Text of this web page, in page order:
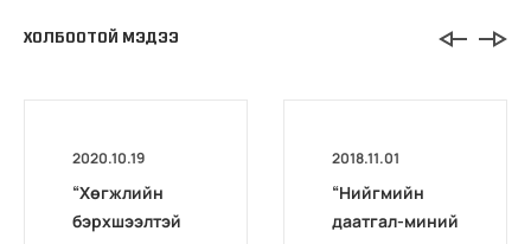
ХОЛБООТОЙ МЭДЭЭ
2020.10.19
“Хөгжлийн
бэрхшээлтэй
2018.11.01
“Нийгмийн
даатгал-миний